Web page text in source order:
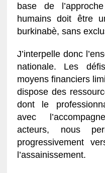
base de
humains doit être
burkinabè, sans
J’interpelle donc
nationale. Les
moyens financiers
dispose des
dont le
avec
acteurs, nous
progressivement
l’assainissement.